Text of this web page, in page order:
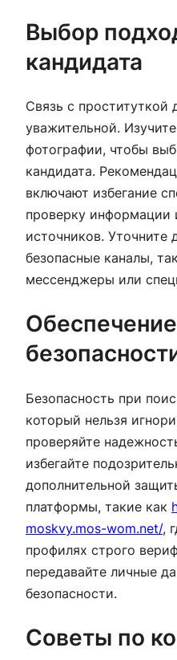
Выбор
кандидата
Связь с
уважительной.
фотографии, чтобы
кандидата.
включают избегание
проверку информации
источников. Уточните
безопасные каналы,
мессенджеры или
Обеспечение
Безопасность при
который нельзя
проверяйте
избегайте
дополнительной
платформы, такие как
moskvy.mos-wom.net/,
профилях строго
передавайте личные
безопасности.
Советы по